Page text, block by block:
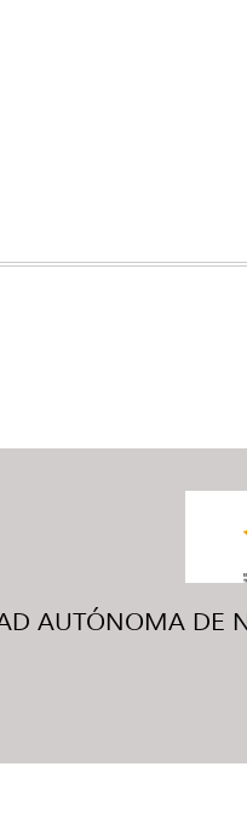
AUTÓNOMA DE